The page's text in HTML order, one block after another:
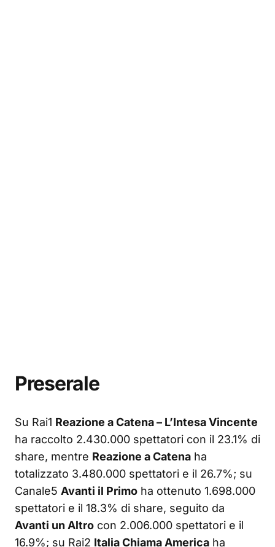
Preserale
Su Rai1 Reazione a Catena – L’Intesa Vincente
ha raccolto 2.430.000 spettatori con il 23.1% di
share, mentre Reazione a Catena ha
totalizzato 3.480.000 spettatori e il 26.7%; su
Canale5 Avanti il Primo ha ottenuto 1.698.000
spettatori e il 18.3% di share, seguito da
Avanti un Altro con 2.006.000 spettatori e il
16.9%; su Rai2 Italia Chiama America ha